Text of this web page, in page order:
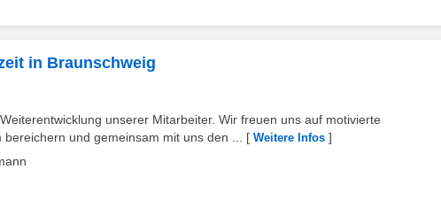
in Braunschweig
unserer Mitarbeiter. Wir freuen uns auf motivierte
und gemeinsam mit uns den ... [ Weitere Infos ]